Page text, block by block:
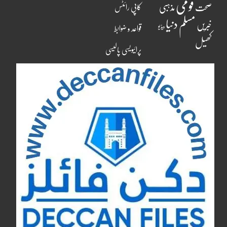
صحت قومی مذہبی
خبریں مسلم دنیا ویڈیو
کھیل
کاپی رائٹس
قواعد و ضوابط
پرائیویسی پالیسی